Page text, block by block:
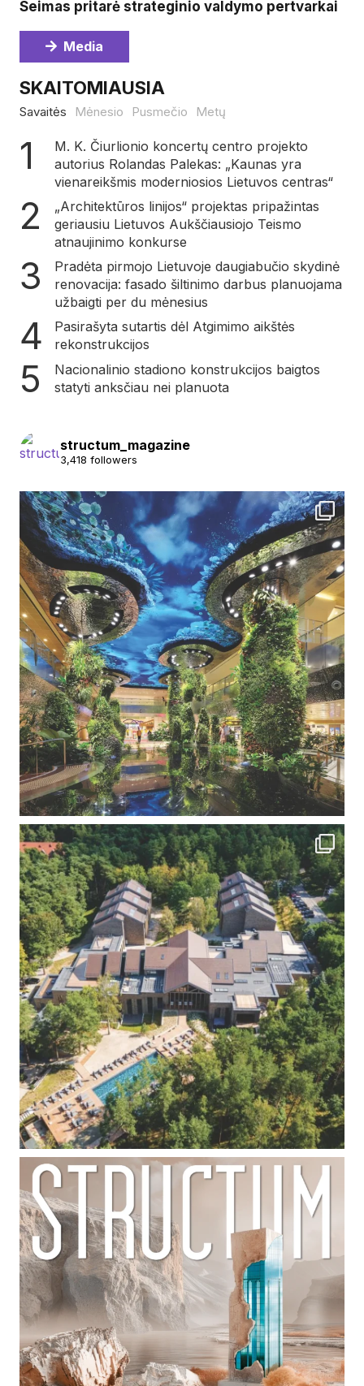
Seimas pritarė strateginio valdymo pertvarkai
Media
SKAITOMIAUSIA
Savaitės Mėnesio Pusmečio Metų
M. K. Čiurlionio koncertų centro projekto
autorius Rolandas Palekas: „Kaunas yra
vienareikšmis moderniosios Lietuvos centras“
„Architektūros linijos“ projektas pripažintas
geriausiu Lietuvos Aukščiausiojo Teismo
atnaujinimo konkurse
Pradėta pirmojo Lietuvoje daugiabučio skydinė
renovacija: fasado šiltinimo darbus planuojama
užbaigti per du mėnesius
Pasirašyta sutartis dėl Atgimimo aikštės
rekonstrukcijos
Nacionalinio stadiono konstrukcijos baigtos
statyti anksčiau nei planuota
structum_magazine
3,418 followers